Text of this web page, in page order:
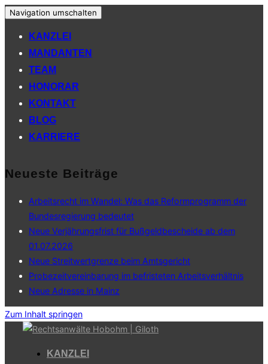
Navigation umschalten
KANZLEI
MANDANTEN
TEAM
HONORAR
KONTAKT
BLOG
KARRIERE
Neueste Beiträge
Arbeitsrecht im Wandel: Was das Reformprogramm der
Bundesregierung bedeutet
Neue Verjährungsfrist für Bußgeldbescheide ab dem
01.07.2026
Neue Streitwertgrenze beim Amtsgericht
Probezeitvereinbarung im befristeten Arbeitsverhältnis
Neue Adresse in Mainz
Zum Inhalt springen
KANZLEI